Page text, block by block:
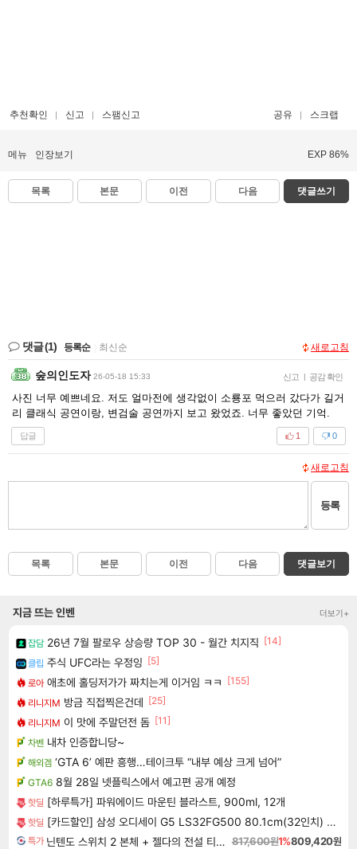
추천확인 신고 스팸신고 공유 스크랩
메뉴 인장보기 EXP 86%
목록 본문 이전 다음 댓글쓰기
댓글(1) 등록순 최신순 새로고침
숲의인도자 26-05-18 15:33 신고 | 공감 확인
사진 너무 예쁘네요. 저도 얼마전에 생각없이 소룡포 먹으러 갔다가 길거
리 클래식 공연이랑, 변검술 공연까지 보고 왔었죠. 너무 좋았던 기억.
답글 0
1
새로고침
등록
목록 본문 이전 다음 댓글보기
지금 뜨는 인벤 더보기+
잡담 26년 7월 팔로우 상승량 TOP 30 - 월간 치지직 [14]
클립 주식 UFC라는 우정잉 [5]
로아 애초에 홀딩저가가 짜치는게 이거임 ㅋㅋ [155]
리니지M 방금 직접찍은건데 [25]
리니지M 이 맛에 주말던전 돔 [11]
차벤 내차 인증합니당~
해외겜 ‘GTA 6’ 예판 흥행…테이크투 “내부 예상 크게 넘어”
GTA6 8월 28일 넷플릭스에서 예고편 공개 예정
핫딜 [하루특가] 파워에이드 마운틴 블라스트, 900ml, 12개
핫딜 [카드할인] 삼성 오디세이 G5 LS32FG500 80.1cm(32인치) 게이밍 모니터 180Hz
특가 닌텐도 스위치 2 본체 + 젤다의 전설 티어스 오브 더 킹덤 닌텐도 스위치 2 에디션 + 젤다의 전설 브레스 오브 더 와일드 닌텐도 스위치 2 에디션 번들 817,600원1%809,420원